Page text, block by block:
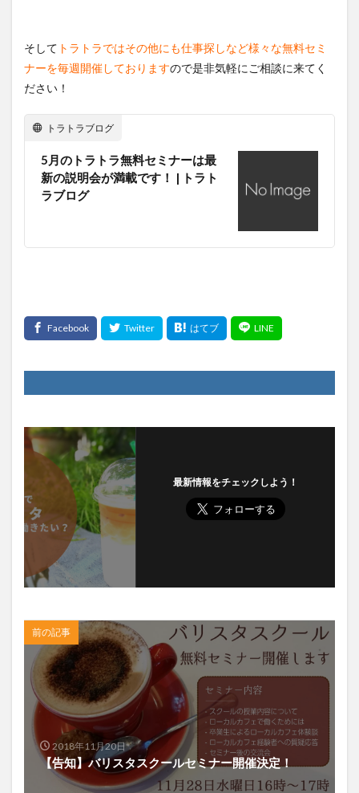
そして トラトラではその他にも仕事探しなど様々な無料セミ
ナーを毎週開催しておりますので是非気軽にご相談に来てく
ださい！
トラトラブログ
5月のトラトラ無料セミナーは最
新の説明会が満載です！ | トラト
ラブログ
最新情報をチェックしよう！
前の記事
2018年11月20日
【告知】バリスタスクールセミナー開催決定！